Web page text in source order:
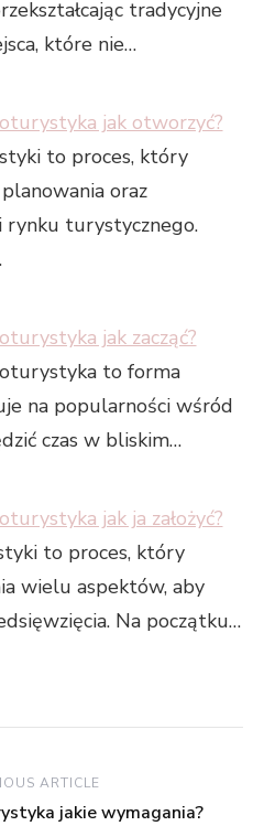
tradycyjne
które nie…
jak otworzyć?
to proces, który
oraz
rynku turystycznego.
jak zacząć?
to forma
na popularności wśród
czas w bliskim…
jak ja założyć?
to proces, który
wielu aspektów, aby
Na początku…
ARTICLE
jakie wymagania?